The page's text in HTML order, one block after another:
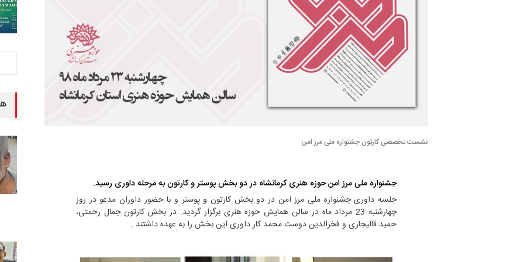
نشست تخصصی کارتون جشنواره ملی مرز امن
جشنواره ملی مرز امن حوزه هنری کرمانشاه در دو بخش پوستر و کارتون به مرحله داوری رسید.
جلسه داوری جشنواره ملی مرز امن در دو بخش کارتون و پوستر و با حضور داوران مدعو در روز
چهارشنبه 23 مرداد ماه در سالن همایش حوزه هنری برگزار گردید. در بخش کارتون جمال رحمتی،
حمید قالیجاری و فخرالدین دوست محمد کار داوری این بخش را به عهده داشتند .